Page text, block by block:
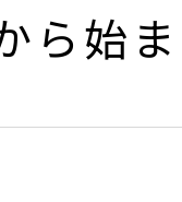
ら始ま